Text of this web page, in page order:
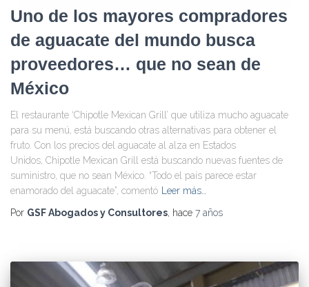
Uno de los mayores compradores
de aguacate del mundo busca
proveedores… que no sean de
México
El restaurante ‘Chipotle Mexican Grill’ que utiliza mucho aguacate
para su menú, está buscando otras alternativas para obtener el
fruto. Con los precios del aguacate al alza en Estados
Unidos, Chipotle Mexican Grill está buscando nuevas fuentes de
suministro, que no sean México. “Todo el país parece estar
enamorado del aguacate”, comentó Leer más…
Por GSF Abogados y Consultores, hace 7 años